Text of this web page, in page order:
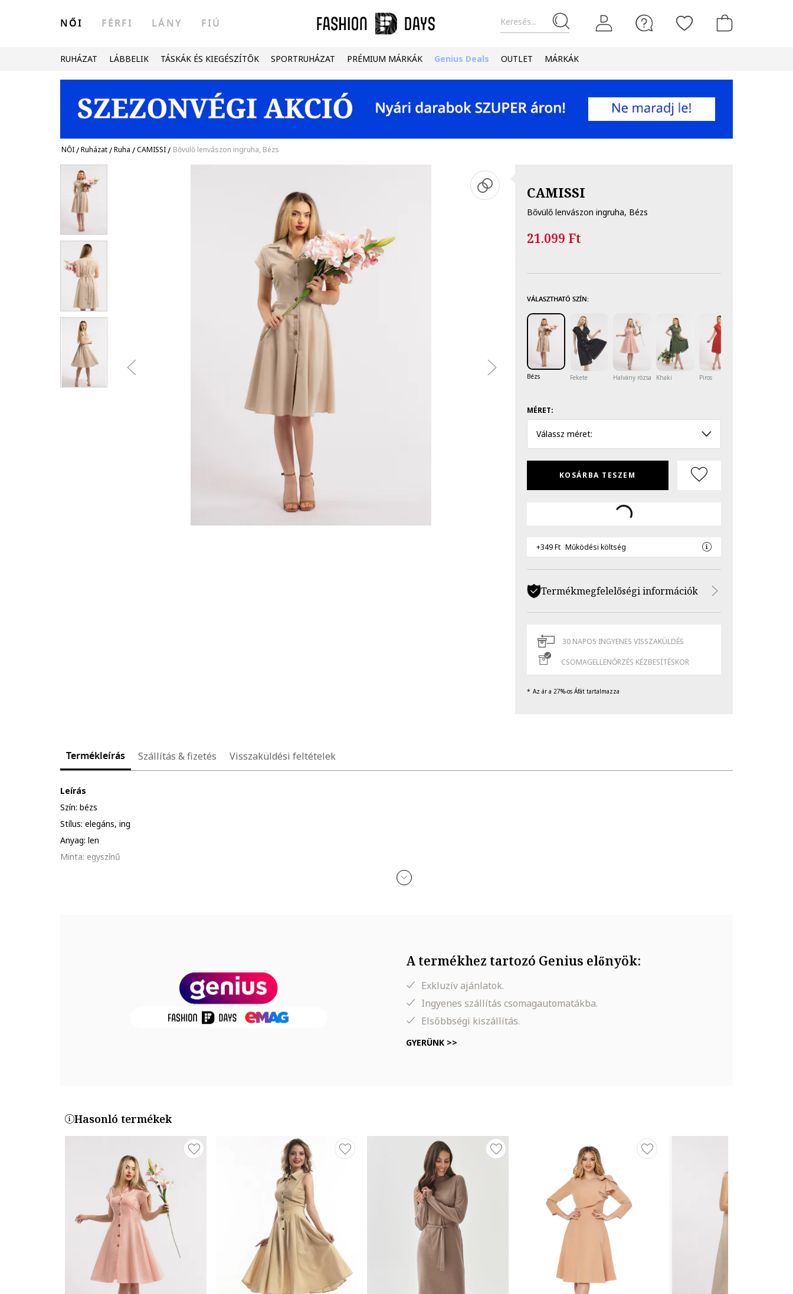
Keresés...
NŐI FÉRFI LÁNY FIÚ
RUHÁZAT LÁBBELIK TÁSKÁK ÉS KIEGÉSZÍTŐK SPORTRUHÁZAT PRÉMIUM MÁRKÁK Genius Deals OUTLET MÁRKÁK
NŐI/Ruházat/Ruha /CAMISSI/ Bővülő lenvászon ingruha, Bézs
CAMISSI
Bővülő lenvászon ingruha, Bézs
21.099 Ft
VÁLASZTHATÓ SZÍN:
Bézs Fekete Halvány rózsaszínKhaki Piros
MÉRET:
Válassz méret:
KOSÁRBA TESZEM
+349 Ft Működési költség
Termékmegfelelőségi információk
30 NAPOS INGYENES VISSZAKÜLDÉS
CSOMAGELLENŐRZÉS KÉZBESÍTÉSKOR
Az ár a 27%-os Áfát tartalmazza
Termékleírás Szállítás & fizetés Visszaküldési feltételek
Leírás
Szín: bézs
Stílus: elegáns, ing
Anyag: len
Minta: egyszínű
A termékhez tartozó Genius előnyök:
Exkluzív ajánlatok.
Ingyenes szállítás csomagautomatákba.
Elsőbbségi kiszállítás.
GYERÜNK >>
Hasonló termékek